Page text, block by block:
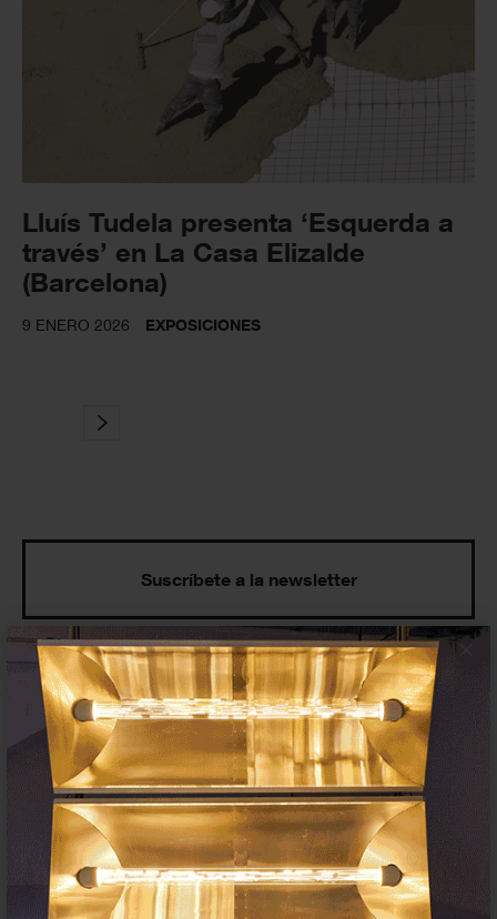
×
Lluís Tudela presenta ‘Esquerda a
través’ en La Casa Elizalde
(Barcelona)
9 ENERO 2026 EXPOSICIONES
Suscríbete a la newsletter
Insertar residencias
Insertar exposición o evento